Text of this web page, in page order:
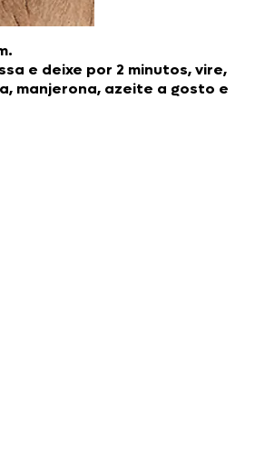
e deixe por 2 minutos, vire,
manjerona, azeite a gosto e